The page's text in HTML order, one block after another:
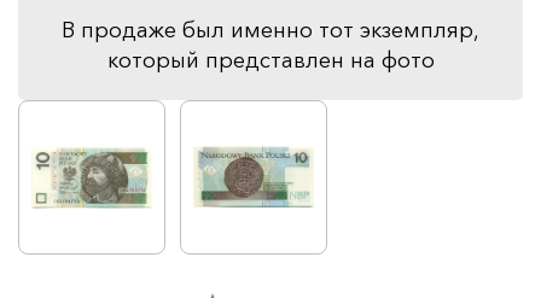
В продаже был именно тот экземпляр,
который представлен на фото